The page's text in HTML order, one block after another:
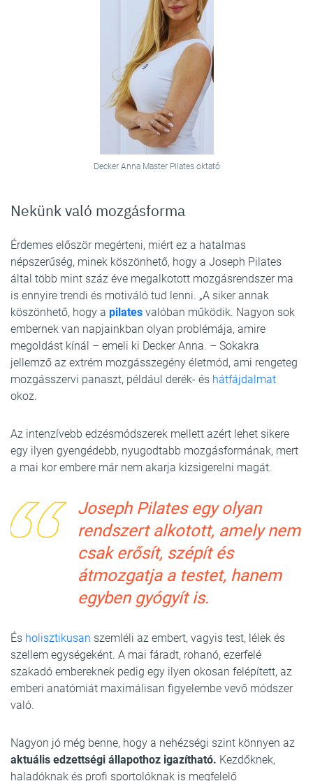
Decker Anna Master Pilates oktató
Nekünk való mozgásforma
Érdemes először megérteni, miért ez a hatalmas
népszerűség, minek köszönhető, hogy a Joseph Pilates
által több mint száz éve megalkotott mozgásrendszer ma
is ennyire trendi és motiváló tud lenni. „A siker annak
köszönhető, hogy a pilates valóban működik. Nagyon sok
embernek van napjainkban olyan problémája, amire
megoldást kínál – emeli ki Decker Anna. – Sokakra
jellemző az extrém mozgásszegény életmód, ami rengeteg
mozgásszervi panaszt, például derék- és hátfájdalmat
okoz.
Az intenzívebb edzésmódszerek mellett azért lehet sikere
egy ilyen gyengédebb, nyugodtabb mozgásformának, mert
a mai kor embere már nem akarja kizsigerelni magát.
Joseph Pilates egy olyan
rendszert alkotott, amely nem
csak erősít, szépít és
átmozgatja a testet, hanem
egyben gyógyít is.
És holisztikusan szemléli az embert, vagyis test, lélek és
szellem egységeként. A mai fáradt, rohanó, ezerfelé
szakadó embereknek pedig egy ilyen okosan felépített, az
emberi anatómiát maximálisan figyelembe vevő módszer
való.
Nagyon jó még benne, hogy a nehézségi szint könnyen az
aktuális edzettségi állapothoz igazítható. Kezdőknek,
haladóknak és profi sportolóknak is megfelelő